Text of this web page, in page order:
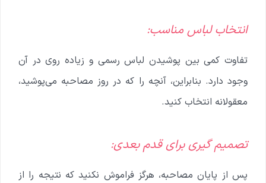
انتخاب لباس مناسب:
تفاوت کمی بین پوشیدن لباس رسمی و زیاده روی در آن
وجود دارد. بنابراین، آنچه را که در روز مصاحبه می‌پوشید،
معقولانه انتخاب کنید.
تصمیم گیری برای قدم بعدی:
پس از پایان مصاحبه، هرگز فراموش نکنید که نتیجه را از